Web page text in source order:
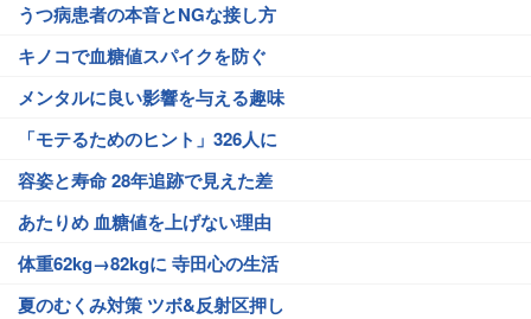
うつ病患者の本音とNGな接し方
キノコで血糖値スパイクを防ぐ
メンタルに良い影響を与える趣味
「モテるためのヒント」326人に
容姿と寿命 28年追跡で見えた差
あたりめ 血糖値を上げない理由
体重62kg→82kgに 寺田心の生活
夏のむくみ対策 ツボ&反射区押し